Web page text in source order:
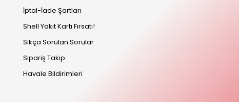
İptal-İade Şartları
Shell Yakıt Kartı Fırsatı!
Sıkça Sorulan Sorular
Sipariş Takip
Havale Bildirimleri